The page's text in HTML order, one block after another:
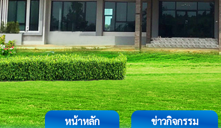
หน้าหลัก ข่าวกิจกรรม